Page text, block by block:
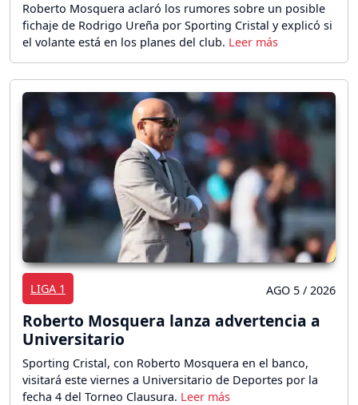
Roberto Mosquera aclaró los rumores sobre un posible
fichaje de Rodrigo Ureña por Sporting Cristal y explicó si
el volante está en los planes del club.
LIGA 1 AGO 5 / 2026
Roberto Mosquera lanza advertencia a
Universitario
Sporting Cristal, con Roberto Mosquera en el banco,
visitará este viernes a Universitario de Deportes por la
fecha 4 del Torneo Clausura.